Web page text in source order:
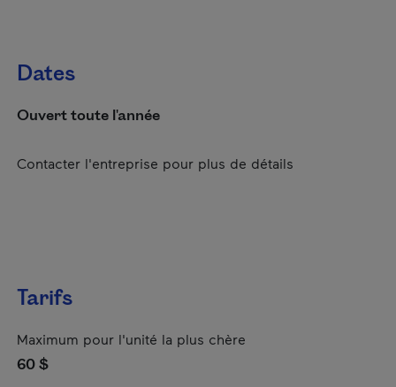
Dates
Ouvert toute l'année
Contacter l'entreprise pour plus de détails
Tarifs
Maximum pour l'unité la plus chère
60 $